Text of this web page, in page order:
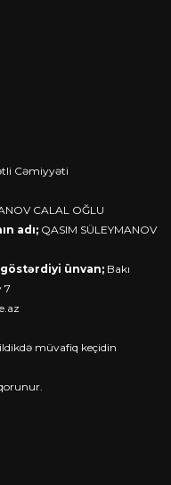
Cəmiyyəti
CALAL OĞLU
adı; QASIM SÜLEYMANOV
ünvan; Bakı
7
müvafiq keçidin